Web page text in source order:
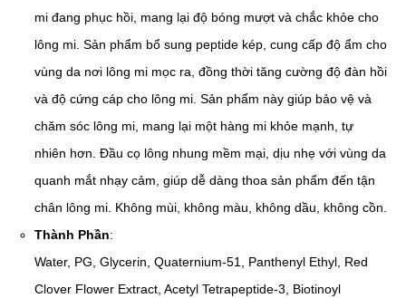
mi đang phục hồi, mang lại độ bóng mượt và chắc khỏe cho
lông mi. Sản phẩm bổ sung peptide kép, cung cấp độ ẩm cho
vùng da nơi lông mi mọc ra, đồng thời tăng cường độ đàn hồi
và độ cứng cáp cho lông mi. Sản phẩm này giúp bảo vệ và
chăm sóc lông mi, mang lại một hàng mi khỏe mạnh, tự
nhiên hơn. Đầu cọ lông nhung mềm mại, dịu nhẹ với vùng da
quanh mắt nhạy cảm, giúp dễ dàng thoa sản phẩm đến tận
chân lông mi. Không mùi, không màu, không dầu, không cồn.
Thành Phần:
Water, PG, Glycerin, Quaternium-51, Panthenyl Ethyl, Red
Clover Flower Extract, Acetyl Tetrapeptide-3, Biotinoyl